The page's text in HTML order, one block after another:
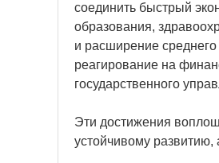
соединить быстрый
образования,
и расширение
реагирование на
государственного
Эти достижения
устойчивому развитию,